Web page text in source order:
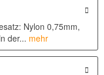
Nylon 0,75mm,
der... mehr